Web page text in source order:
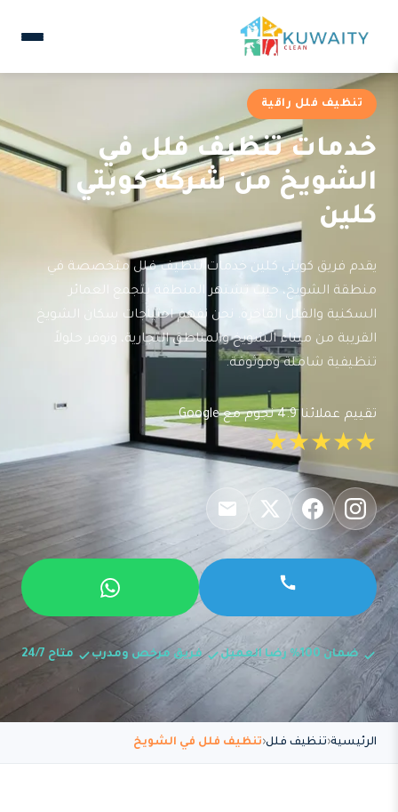
تنظيف فلل راقية
خدمات تنظيف فلل في
الشويخ من شركة كويتي
كلين
يقدم فريق كويتي كلين خدمات تنظيف فلل متخصصة في
منطقة الشويخ، حيث تشتهر المنطقة بتجمع العمائر
السكنية والفلل الفاخرة. نحن نفهم احتياجات سكان الشويخ
القريبة من ميناء الشويخ والمناطق التجارية، ونوفر حلولاً
تنظيفية شاملة وموثوقة.
تقييم عملائنا 4.9 نجوم مع Google
★★★★★
ضمان 100% رضا العميل فريق مرخص ومدرب متاح 24/7
الرئيسية تنظيف فلل تنظيف فلل في الشويخ